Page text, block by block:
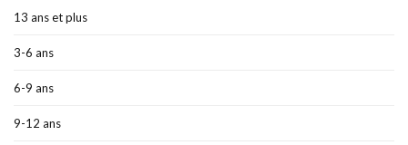
13 ans et plus
3-6 ans
6-9 ans
9-12 ans